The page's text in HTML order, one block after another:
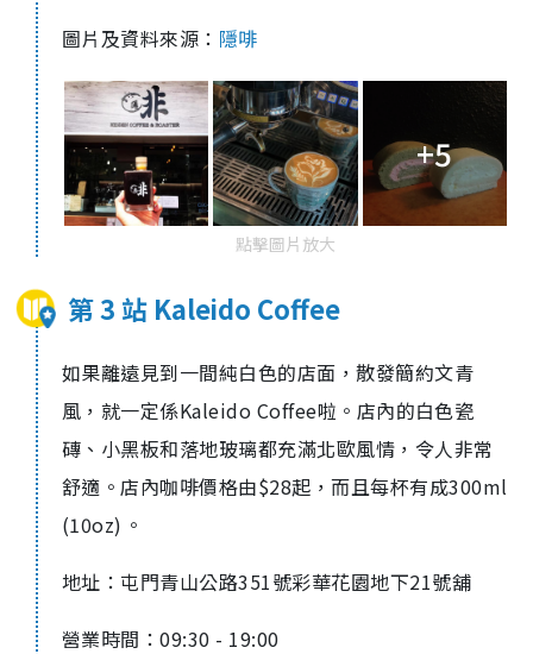
圖片及資料來源： 隱啡
+5
點擊圖片放大
第 3 站 Kaleido Coffee
如果離遠見到一間純白色的店面，散發簡約文青
風，就一定係Kaleido Coffee啦。店內的白色瓷
磚、小黑板和落地玻璃都充滿北歐風情，令人非常
舒適。店內咖啡價格由$28起，而且每杯有成300ml
(10oz)⁣⁣。
地址：屯門青山公路351號彩華花園地下21號舖
營業時間：09:30 - 19:00